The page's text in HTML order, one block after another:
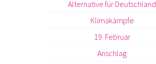
Alternative für Deutschland
Klimakämpfe
19. Februar
Anschlag